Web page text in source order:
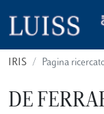
IRIS Pagina
DE